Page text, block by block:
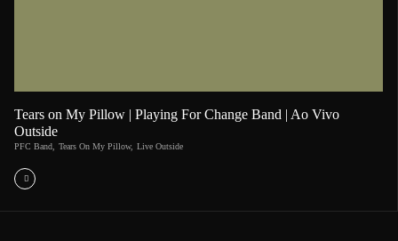
Tears on My Pillow | Playing For Change Band | Ao Vivo
Outside
PFC Band Tears On My Pillow, Live Outside